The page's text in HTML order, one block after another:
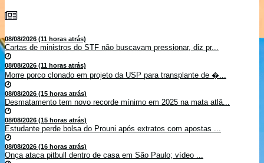
08/08/2026 (11 horas atrás)
Cartas de ministros do STF não buscavam pressionar, diz pr...
08/08/2026 (11 horas atrás)
Morre porco clonado em projeto da USP para transplante de �...
08/08/2026 (15 horas atrás)
Desmatamento tem novo recorde mínimo em 2025 na mata atlâ...
08/08/2026 (15 horas atrás)
Estudante perde bolsa do Prouni após extratos com apostas ...
08/08/2026 (16 horas atrás)
Onça ataca pitbull dentro de casa em São Paulo; vídeo ...